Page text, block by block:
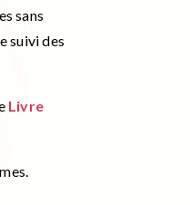
sans
suivi des
Livre